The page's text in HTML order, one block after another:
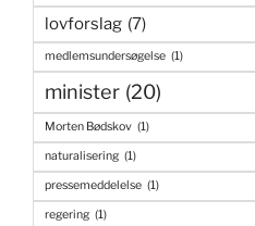
lovforslag (7)
medlemsundersøgelse (1)
minister (20)
Morten Bødskov (1)
naturalisering (1)
pressemeddelelse (1)
regering (1)